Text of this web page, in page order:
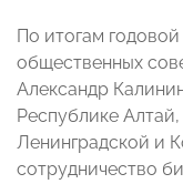
По итогам
общественных
Александр
Республике
Ленинградской и
сотрудничество